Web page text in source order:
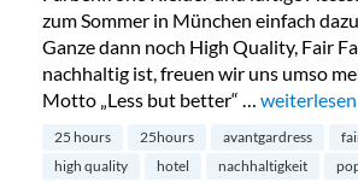
zum Sommer in München einfach
Ganze dann noch High Quality, Fair
nachhaltig ist, freuen wir uns umso
Motto „Less but better“ … weiterlesen
25 hours 25hours avantgardress
high quality
hotel nachhaltigkeit